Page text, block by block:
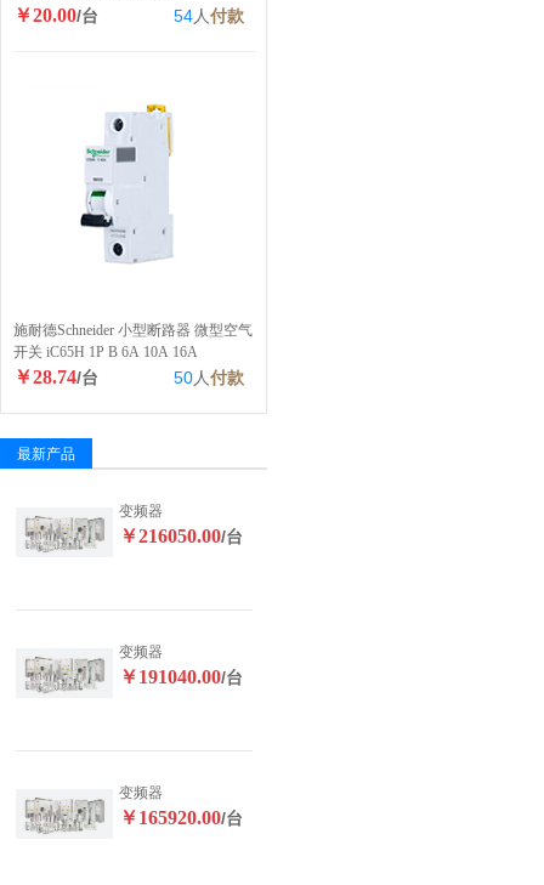
￥20.00/台 54人付款
施耐德Schneider 小型断路器 微型空气
开关 iC65H 1P B 6A 10A 16A
￥28.74/台 50人付款
最新产品
变频器
￥216050.00/台
变频器
￥191040.00/台
变频器
￥165920.00/台